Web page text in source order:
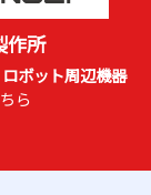
作所
ボット周辺機器
ら